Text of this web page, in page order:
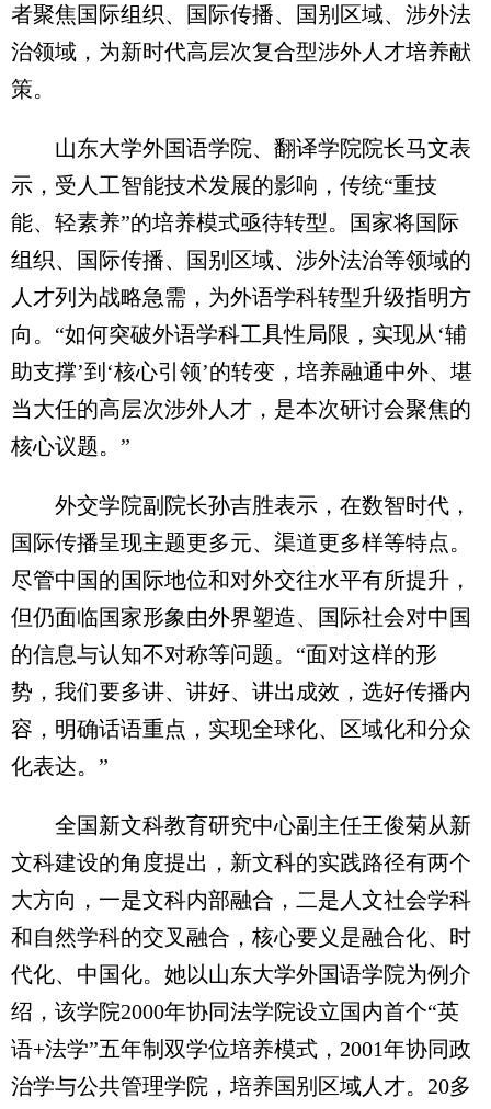
者聚焦国际组织、国际传播、国别区域、涉外法
治领域，为新时代高层次复合型涉外人才培养献
策。
山东大学外国语学院、翻译学院院长马文表
示，受人工智能技术发展的影响，传统“重技
能、轻素养”的培养模式亟待转型。国家将国际
组织、国际传播、国别区域、涉外法治等领域的
人才列为战略急需，为外语学科转型升级指明方
向。“如何突破外语学科工具性局限，实现从‘辅
助支撑’到‘核心引领’的转变，培养融通中外、堪
当大任的高层次涉外人才，是本次研讨会聚焦的
核心议题。”
外交学院副院长孙吉胜表示，在数智时代，
国际传播呈现主题更多元、渠道更多样等特点。
尽管中国的国际地位和对外交往水平有所提升，
但仍面临国家形象由外界塑造、国际社会对中国
的信息与认知不对称等问题。“面对这样的形
势，我们要多讲、讲好、讲出成效，选好传播内
容，明确话语重点，实现全球化、区域化和分众
化表达。”
全国新文科教育研究中心副主任王俊菊从新
文科建设的角度提出，新文科的实践路径有两个
大方向，一是文科内部融合，二是人文社会学科
和自然学科的交叉融合，核心要义是融合化、时
代化、中国化。她以山东大学外国语学院为例介
绍，该学院2000年协同法学院设立国内首个“英
语+法学”五年制双学位培养模式，2001年协同政
治学与公共管理学院，培养国别区域人才。20多